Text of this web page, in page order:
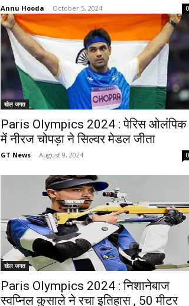
Annu Hooda - October 5, 2024 0
खेल जगत
Paris Olympics 2024 : पेरिस ओलंपिक
में नीरज चोपड़ा ने सिल्वर मेडल जीता
GT News - August 9, 2024 0
खेल जगत
Paris Olympics 2024 : निशानेबाज
स्वप्निल कुसाले ने रचा इतिहास , 50 मीटर